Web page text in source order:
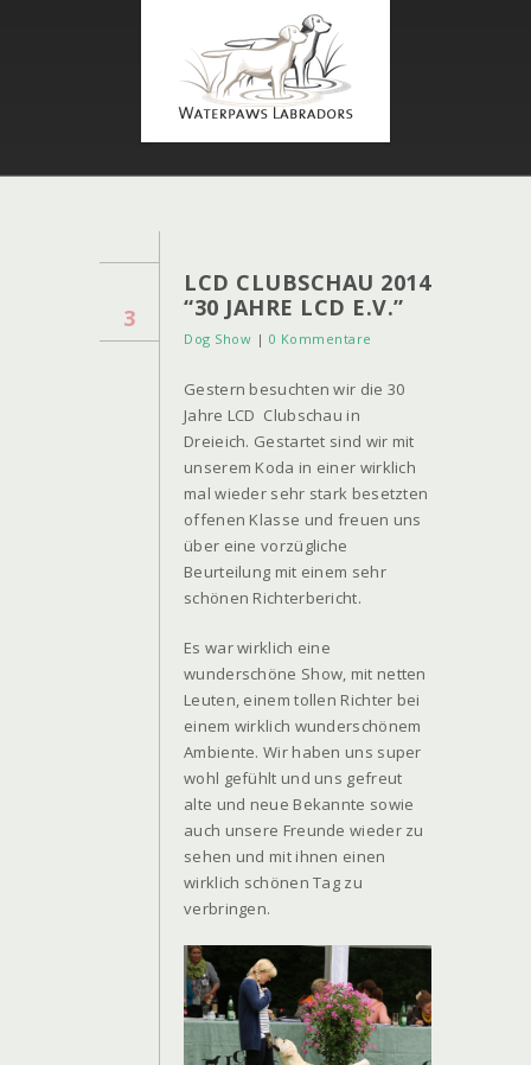
3
LCD CLUBSCHAU 2014
“30 JAHRE LCD E.V.”
Dog Show | 0 Kommentare
Gestern besuchten wir die 30
Jahre LCD Clubschau in
Dreieich. Gestartet sind wir mit
unserem Koda in einer wirklich
mal wieder sehr stark besetzten
offenen Klasse und freuen uns
über eine vorzügliche
Beurteilung mit einem sehr
schönen Richterbericht.
Es war wirklich eine
wunderschöne Show, mit netten
Leuten, einem tollen Richter bei
einem wirklich wunderschönem
Ambiente. Wir haben uns super
wohl gefühlt und uns gefreut
alte und neue Bekannte sowie
auch unsere Freunde wieder zu
sehen und mit ihnen einen
wirklich schönen Tag zu
verbringen.